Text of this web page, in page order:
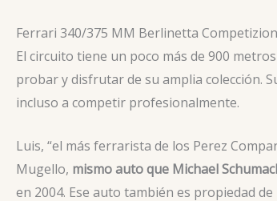
Ferrari 340/375 MM Berlinetta
El circuito tiene un poco más de 900
probar y disfrutar de su amplia colección.
incluso a competir profesionalmente.
Luis, “el más ferrarista de los Perez
Mugello, mismo auto que Michael
en 2004. Ese auto también es propiedad